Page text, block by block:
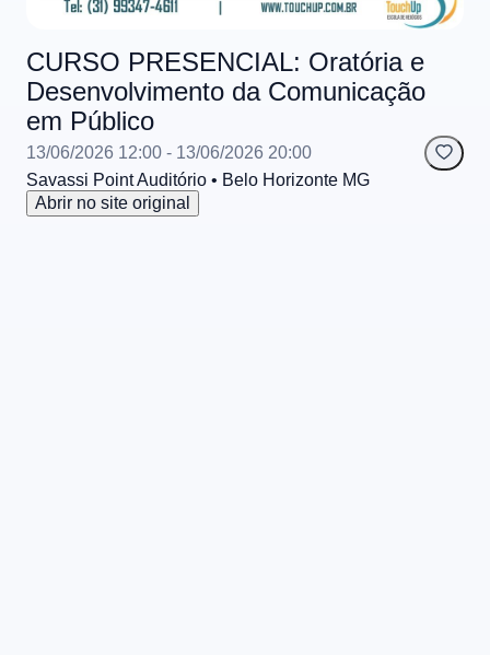
CURSO PRESENCIAL: Oratória e
Desenvolvimento da Comunicação
em Público
13/06/2026 12:00 - 13/06/2026 20:00
Savassi Point Auditório • Belo Horizonte MG
Abrir no site original